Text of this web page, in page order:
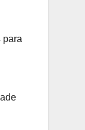
para